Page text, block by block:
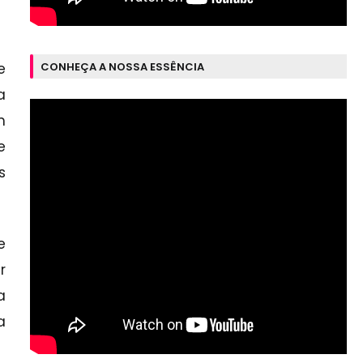
CONHEÇA A NOSSA ESSÊNCIA